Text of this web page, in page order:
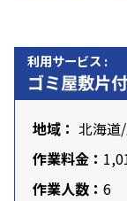
利用サービス :
ゴミ屋敷片
地域： 北海道
作業料金：
作業人数： 6